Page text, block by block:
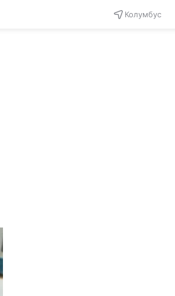
Колумбус